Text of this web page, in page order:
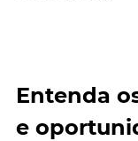
Entenda
e